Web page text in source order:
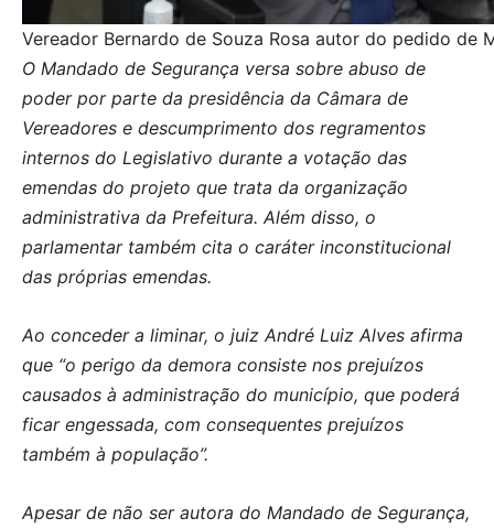
Vereador Bernardo de Souza Rosa autor do pedido de
O Mandado de Segurança versa sobre abuso de
poder por parte da presidência da Câmara de
Vereadores e descumprimento dos regramentos
internos do Legislativo durante a votação das
emendas do projeto que trata da organização
administrativa da Prefeitura. Além disso, o
parlamentar também cita o caráter inconstitucional
das próprias emendas.
Ao conceder a liminar, o juiz André Luiz Alves afirma
que “o perigo da demora consiste nos prejuízos
causados à administração do município, que poderá
ficar engessada, com consequentes prejuízos
também à população”.
Apesar de não ser autora do Mandado de Segurança,